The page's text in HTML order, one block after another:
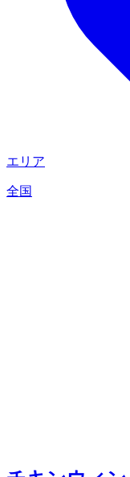
エリア
全国